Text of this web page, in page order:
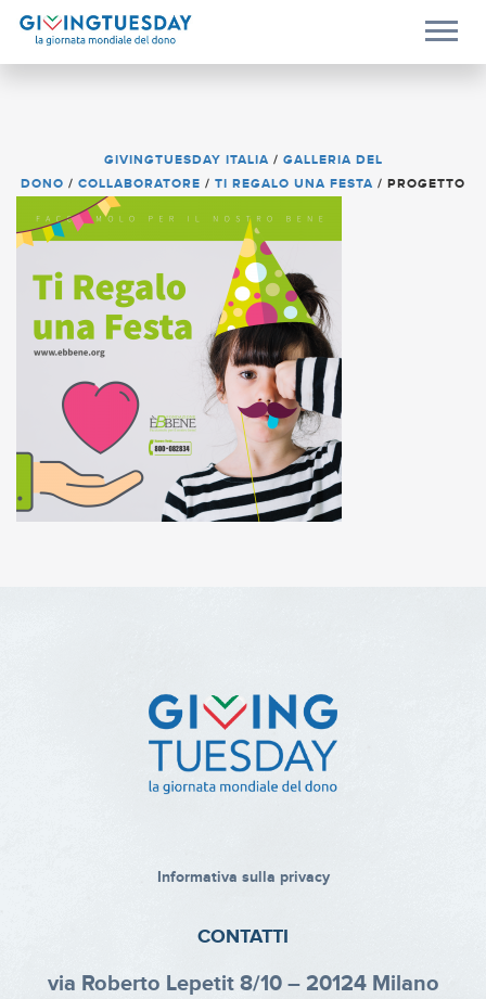
GIVINGTUESDAY ITALIA / GALLERIA DEL
DONO / COLLABORATORE / TI REGALO UNA FESTA / PROGETTO
Informativa sulla privacy
CONTATTI
via Roberto Lepetit 8/10 – 20124 Milano